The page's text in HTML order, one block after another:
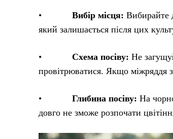
• Вибір місця: Вибирайте
який залишається після цих
• Схема посіву: Не
провітрюватися. Якщо міжряддя
• Глибина посіву: На
довго не зможе розпочати